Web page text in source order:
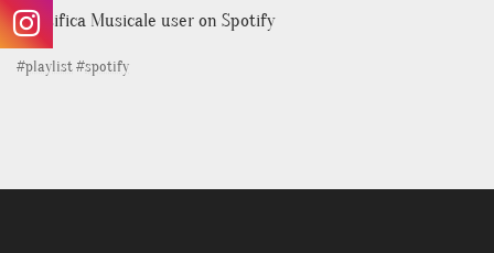
Classifica Musicale user on Spotify
#playlist#spotify